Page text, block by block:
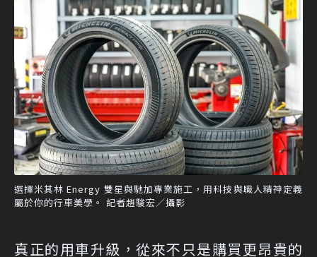
選擇米其林 Energy 雙星與馳加專業施工，用科技與職人精神定義
屬於你的行車美學。 記者趙駿宏／攝影
真正的用車升級，從來不只是購買更昂貴的